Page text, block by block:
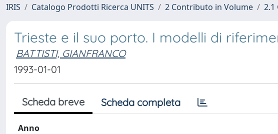
IRIS Catalogo Prodotti Ricerca UNITS 2 Contributo in Volume 2.1
Trieste e il suo porto. I modelli di
BATTISTI, GIANFRANCO
1993-01-01
Scheda breve Scheda completa
Anno